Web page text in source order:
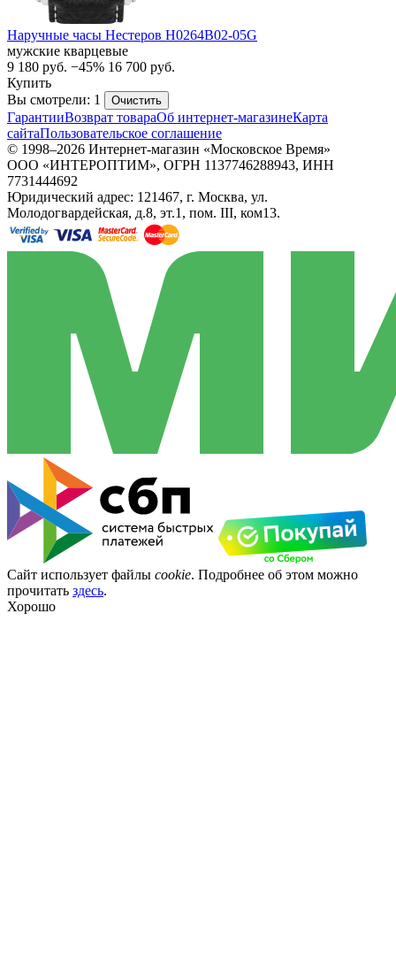
Наручные часы Нестеров H0264B02-05G
мужские кварцевые
9 180 руб. −45% 16 700 руб.
Купить
Вы смотрели: 1
Очистить
ГарантииВозврат товараОб интернет-магазинеКарта
сайтаПользовательское соглашение
© 1998–2026 Интернет-магазин «Московское Время»
ООО «ИНТЕРОПТИМ», ОГРН 1137746288943, ИНН
7731444692
Юридический адрес: 121467, г. Москва, ул.
Молодогвардейская, д.8, эт.1, пом. III, ком13.
Сайт использует файлы cookie. Подробнее об этом можно
прочитать здесь.
Хорошо